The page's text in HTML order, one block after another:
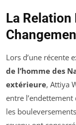
La
Lors d’une récente
de l’homme des
extérieure, Attiya
entre
les